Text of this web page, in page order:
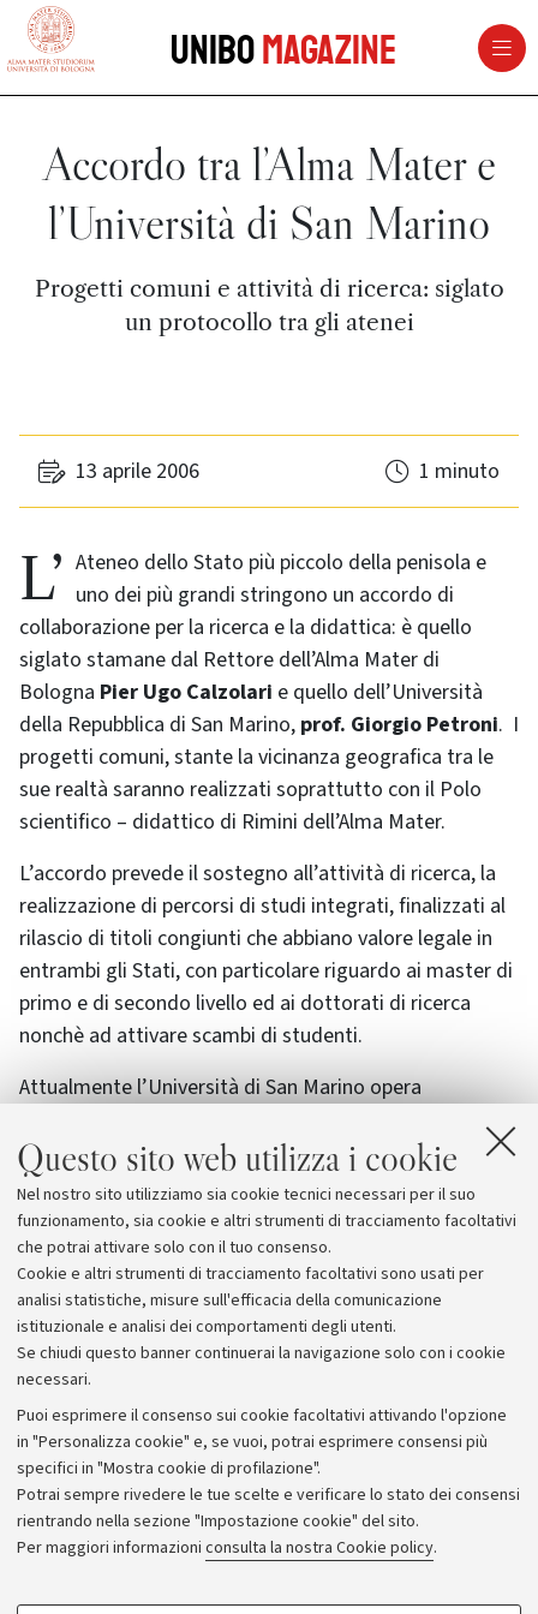
Questo sito web utilizza i cookie
Nel nostro sito utilizziamo sia cookie tecnici necessari per il suo
funzionamento, sia cookie e altri strumenti di tracciamento facoltativi
che potrai attivare solo con il tuo consenso.
Cookie e altri strumenti di tracciamento facoltativi sono usati per
analisi statistiche, misure sull'efficacia della comunicazione
istituzionale e analisi dei comportamenti degli utenti.
Se chiudi questo banner continuerai la navigazione solo con i cookie
necessari.
Puoi esprimere il consenso sui cookie facoltativi attivando l'opzione
in "Personalizza cookie" e, se vuoi, potrai esprimere consensi più
specifici in "Mostra cookie di profilazione".
Potrai sempre rivedere le tue scelte e verificare lo stato dei consensi
rientrando nella sezione "Impostazione cookie" del sito.
Per maggiori informazioni consulta la nostra Cookie policy.
vai al contenuto della pagina
UniboMagazine
Accordo tra l’Alma Mater e
l’Università di San Marino
Progetti comuni e attività di ricerca: siglato
un protocollo tra gli atenei
13 aprile 2006 1 minuto
L’Ateneo dello Stato più piccolo della penisola e uno dei più grandi stringono un accordo di
collaborazione per la ricerca e la didattica: è quello
siglato stamane dal Rettore dell’Alma Mater di
Bologna Pier Ugo Calzolari e quello dell’Università
della Repubblica di San Marino, prof. Giorgio Petroni. I
progetti comuni, stante la vicinanza geografica tra le
sue realtà saranno realizzati soprattutto con il Polo
scientifico – didattico di Rimini dell’Alma Mater.
L’accordo prevede il sostegno all’attività di ricerca, la
realizzazione di percorsi di studi integrati, finalizzati al
rilascio di titoli congiunti che abbiano valore legale in
entrambi gli Stati, con particolare riguardo ai master di
primo e di secondo livello ed ai dottorati di ricerca
nonchè ad attivare scambi di studenti.
Attualmente l’Università di San Marino opera
comunicazione, studi giuridici, economia e tecnologia,
scienze della formazione e studi biomedici. Per
ciascuno di questi sono attivi master e dottorati di
ricerca.
Archivio
Comunicati stampa
Redazione
Rassegna stampa